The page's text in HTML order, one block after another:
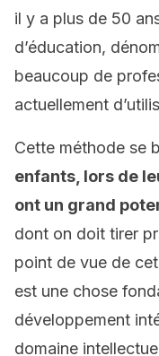
il y a plus de 50
d’éducation,
beaucoup de
actuellement
Cette méthode se
enfants, lors de
ont un grand
dont on doit tirer
point de vue de
est une chose
développement
domaine